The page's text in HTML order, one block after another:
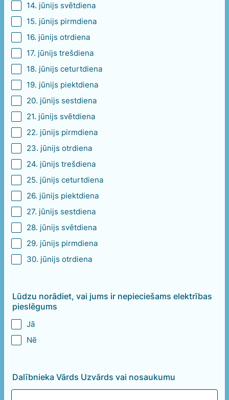
14. jūnijs svētdiena
15. jūnijs pirmdiena
16. jūnijs otrdiena
17. jūnijs trešdiena
18. jūnijs ceturtdiena
19. jūnijs piektdiena
20. jūnijs sestdiena
21. jūnijs svētdiena
22. jūnijs pirmdiena
23. jūnijs otrdiena
24. jūnijs trešdiena
25. jūnijs ceturtdiena
26. jūnijs piektdiena
27. jūnijs sestdiena
28. jūnijs svētdiena
29. jūnijs pirmdiena
30. jūnijs otrdiena
Lūdzu norādiet, vai jums ir nepieciešams elektrības
pieslēgums
Jā
Nē
Dalībnieka Vārds Uzvārds vai nosaukumu